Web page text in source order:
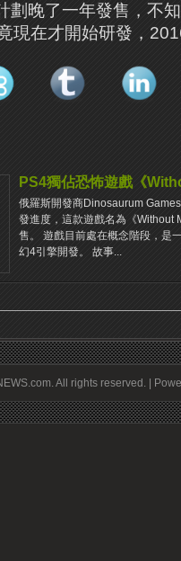
劃晚了一年發售，不
現在才開始研發，
PS4獨佔恐怖遊戲《
俄羅斯開發商Dinosaurum
發進度，這款遊戲名為《Without
售。 遊戲目前處在概念階段，是
幻4引擎開發。 故事...
All rights reserved. |